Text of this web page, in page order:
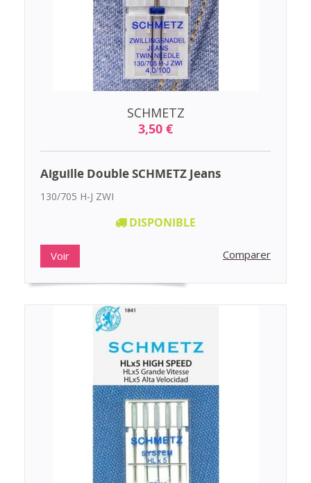
SCHMETZ
3,50 €
Aiguille Double SCHMETZ Jeans
130/705 H-J ZWI
DISPONIBLE
Voir Comparer